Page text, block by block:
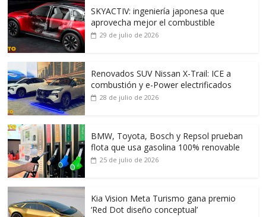
SKYACTIV: ingeniería japonesa que
aprovecha mejor el combustible
29 de julio de 2026
Renovados SUV Nissan X-Trail: ICE a
combustión y e-Power electrificados
28 de julio de 2026
BMW, Toyota, Bosch y Repsol prueban
flota que usa gasolina 100% renovable
25 de julio de 2026
Kia Vision Meta Turismo gana premio
‘Red Dot diseño conceptual’